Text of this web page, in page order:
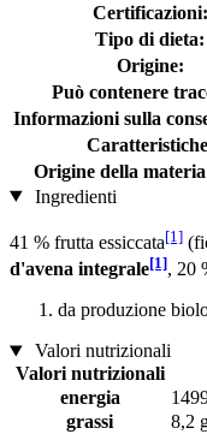
Certificazioni:
Tipo di dieta:
Origine:
Può contenere
Informazioni sulla
Origine della
Ingredienti
41 % frutta essiccata[1]
d'avena integrale[1], 20
da produzione
Valori nutrizionali
Valori nutrizionali
energia
grassi
8,2